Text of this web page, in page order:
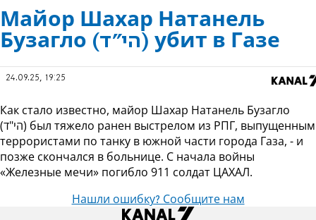
Майор Шахар Натанель
Бузагло (הי"ד) убит в Газе
24.09.25, 19:25
Как стало известно, майор Шахар Натанель Бузагло
(הי"ד) был тяжело ранен выстрелом из РПГ, выпущенным
террористами по танку в южной части города Газа, - и
позже скончался в больнице. С начала войны
«Железные мечи» погибло 911 солдат ЦАХАЛ.
Нашли ошибку? Сообщите нам